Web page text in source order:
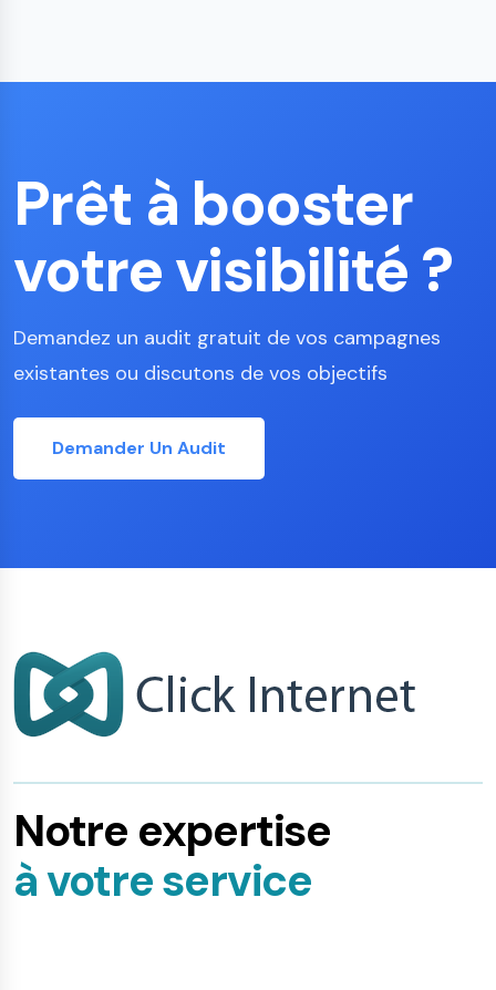
Prêt à booster
votre visibilité ?
Demandez un audit gratuit de vos campagnes
existantes ou discutons de vos objectifs
Demander Un Audit
Notre expertise
à votre service